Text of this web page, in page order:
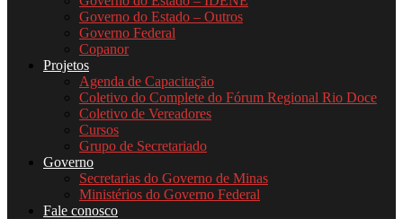
Governo do Estado – Outros
Governo Federal
Copanor
Projetos
Agenda de Capacitação
Coletivo do Complete do Fórum Regional Rio Doce
Coletivo de Vereadores
Cursos
Grupo de Secretariado
Governo
Secretarias do Governo de Minas
Ministérios do Governo Federal
Fale conosco